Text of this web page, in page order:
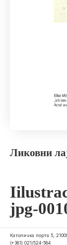
Ликовни
jpg-
Католичка порта 5,
(+381) 021/524-584